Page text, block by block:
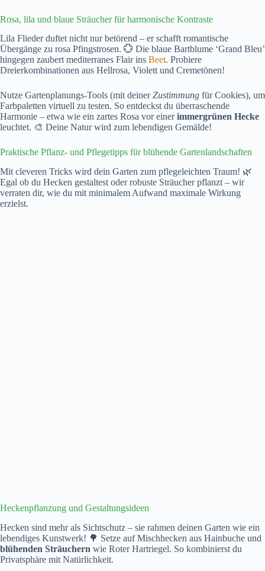
Rosa, lila und blaue Sträucher für harmonische Kontraste
Lila Flieder duftet nicht nur betörend – er schafft romantische
Übergänge zu rosa Pfingstrosen. 💮 Die blaue Bartblume ‘Grand Bleu’
hingegen zaubert mediterranes Flair ins Beet. Probiere
Dreierkombinationen aus Hellrosa, Violett und Cremetönen!
Nutze Gartenplanungs-Tools (mit deinerZustimmung für Cookies), um
Farbpaletten virtuell zu testen. So entdeckst du überraschende
Harmonie – etwa wie ein zartes Rosa vor einerimmergrünen Hecke
leuchtet. 🎨 Deine Natur wird zum lebendigen Gemälde!
Praktische Pflanz- und Pflegetipps für blühende Gartenlandschaften
Mit cleveren Tricks wird dein Garten zum pflegeleichten Traum! 🌿
Egal ob du Hecken gestaltest oder robuste Sträucher pflanzt – wir
verraten dir, wie du mit minimalem Aufwand maximale Wirkung
erzielst.
Heckenpflanzung und Gestaltungsideen
Hecken sind mehr als Sichtschutz – sie rahmen deinen Garten wie ein
lebendiges Kunstwerk! 🌳 Setze auf Mischhecken aus Hainbuche und
blühenden Sträuchern wie Roter Hartriegel. So kombinierst du
Privatsphäre mit Natürlichkeit.